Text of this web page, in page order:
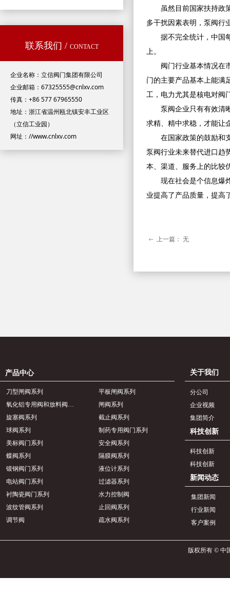
虽然目前国家扶持政
多干扰因素表明，泵阀行
据不完全统计，中国
上。
阀门行业基本情况在
门的主要产品基本上能满
工，电力尤其是核电对阀
泵阀企业只有有效清
求精、精中求稳，才能让
在国家政策的鼓励和
泵阀行业未来替代进口趋
本、渠道、服务上的比较
现在社会是个信息爆
业提高了产品质量，提高
ꂃ 上一篇： 无
联系我们 / CONTACT
企业名称：立信阀门集团有限公司
企业邮箱：67325555@cnlxv.com
传真：+86 577 67965550
地址：浙江省温州瓯北镇安丰工业区
（立信工业园）
网址：//www.cnlxv.com
版权所有 © 中
刀型闸阀系列
氧化铝专用阀和放料阀系列
旋塞阀系列
球阀系列
美标阀门系列
蝶阀系列
锻钢阀门系列
电站阀门系列
衬陶瓷阀门系列
波纹管阀系列
调节阀
科技创新
科技创新
分公司
企业视频
集团简介
平板闸阀系列
闸阀系列
截止阀系列
制药专用阀门系列
安全阀系列
隔膜阀系列
液位计系列
过滤器系列
水力控制阀
止回阀系列
疏水阀系列
集团新闻
行业新闻
客户案例
产品中心 关于我们
科技创新
新闻动态